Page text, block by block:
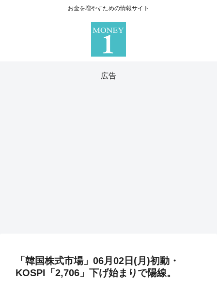
お金を増やすための情報サイト
広告
「韓国株式市場」06月02日(月)初動・
KOSPI「2,706」下げ始まりで陽線。